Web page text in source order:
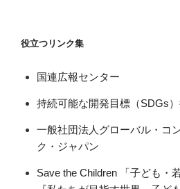
役立つリンク集
国連広報センター
持続可能な開発目標（SDGs
一般社団法人グローバル・コ
ク・ジャパン
Save the Children 「子ども・